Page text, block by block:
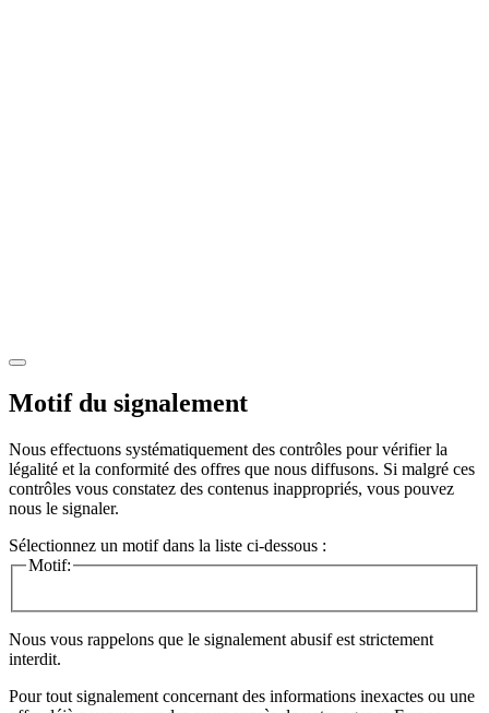
Motif du signalement
Nous effectuons systématiquement des contrôles pour vérifier la
légalité et la conformité des offres que nous diffusons. Si malgré ces
contrôles vous constatez des contenus inappropriés, vous pouvez
nous le signaler.
Sélectionnez un motif dans la liste ci-dessous :
Motif:
Nous vous rappelons que le signalement abusif est strictement
interdit.
Pour tout signalement concernant des informations inexactes ou une